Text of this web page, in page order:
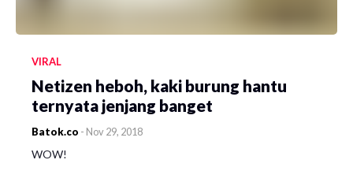
VIRAL
Netizen heboh, kaki burung hantu
ternyata jenjang banget
Batok.co - Nov 29, 2018
WOW!